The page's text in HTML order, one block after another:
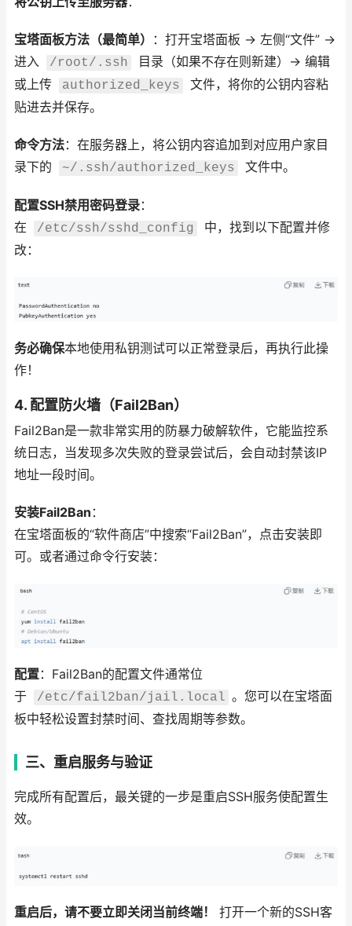
宝塔面板方法（最简单）
：打开宝塔面板 -> 左侧“文件” ->
进入
/root/.ssh
目录（如果不存在则新建）-> 编辑
或上传
authorized_keys
文件，将你的公钥内容粘
贴进去并保存。
命令方法：在服务器上，将公钥内容追加到对应用户家目
录下的
~/.ssh/authorized_keys 文件中。
配置SSH禁用密码登录：
在
/etc/ssh/sshd_config
中，找到以下配置并修
改：
务必确保本地使用私钥测试可以正常登录后，再执行此操
作！
4. 配置防火墙（Fail2Ban）
Fail2Ban是一款非常实用的防暴力破解软件，它能监控系
统日志，当发现多次失败的登录尝试后，会自动封禁该IP
地址一段时间。
安装Fail2Ban ：
在宝塔面板的“软件商店”中搜索“Fail2Ban”，点击安装即
可。或者通过命令行安装：
配置：Fail2Ban的配置文件通常位
于
/etc/fail2ban/jail.local 。您可以在宝塔面
板中轻松设置封禁时间、查找周期等参数。
三、重启服务与验证
完成所有配置后，最关键的一步是重启SSH服务使配置生
效。
重启后，请不要立即关闭当前终端！
打开一个新的SSH客